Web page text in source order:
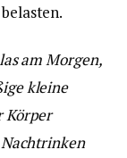
am Morgen,
kleine
Körper